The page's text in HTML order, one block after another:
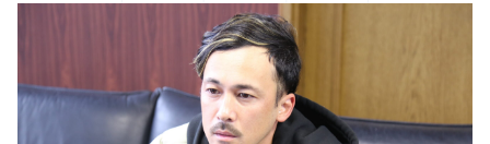
が確認できるはずです。これらの情報は、業者の能力と信頼性を判断す
るのに役立ちます。さらに、透明な料金体系と良好なコミュニケーショ
ンも重要な要素です。料金体系が明確で、定期的な進捗報告や迅速な対
応が期待できる業者は、ビザ申請プロセスをスムーズに進める上で大き
な助けとなります。 最後に、代行業者を選ぶ際には、その業者が提供
するサービスの範囲を理解することも重要です。ビザ申請の基本的な手
然に防ぐことができます。例えば、外国人従業員の労働条件や福利厚生
の適用、労働法規の遵守など、企業が把握すべきポイントを的確にアド
用に関する豊富な経験と知識を持っているかどうかを確認することが重
要です。また、コストとサービス内容を比較検討し、企業のニーズに最
適なサービスを選択することが望ましいです。 利用可能な無料の人材
管理ソフトやホームページ 外国人採用の管理を効率化するためには、
１年の出向期間中受給できます。 出展：厚生労働省『雇用調整助成金
(中小企業緊急雇用安定助成金を含む)について』 人材開発支援助成金
人材開発助成金（人材育成支援コース）は、事業主が従業員に対して職
務に関連した専門的な知識や技能の習得を目的とした職業訓練を計画に
沿って実施した場合に、訓練経費や訓練期間中の賃金の一部を助成する
に有用です。外国人労働者に対して必要な職業訓練を提供することで、
前に必ず、 キャリア採用においてもインターンシップを行うようにし
で、実施するようになりました。 応募も採用も劇的に増加。 効果的な
採用活動ができるようになった。 サービスを導入してみて、感想を教
えてください。 以前に比べて圧倒的に採用できるようになりました。
きるようにガイドします。 ぜひ採用活動にお役立てください。 無料で
作成できる求人募集チラシのメリットとコツ このセクションでは、無
料で作成できる求人募集チラシのメリットと、効果的なチラシ作成のた
めのコツをご紹介します。低コストで高い効果を目指す企業にとって、
これらの情報は非常に価値があると言えるでしょう。ここでは、無料で
求人募集チラシを作成する際の様々な利点と、その制作過程での重要な
ポイントに焦点を当てています。低予算でありながらも、ターゲット層